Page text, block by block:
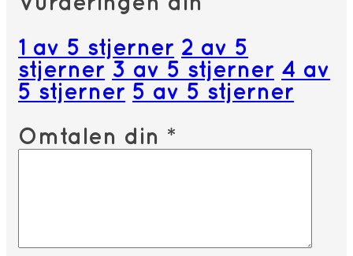
1 av 5 stjerner 2 av 5
stjerner 3 av 5 stjerner 4 av
5 stjerner 5 av 5 stjerner
Omtalen din *